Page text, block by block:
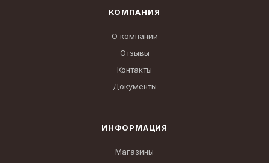
КОМПАНИЯ
О компании
Отзывы
Контакты
Документы
ИНФОРМАЦИЯ
Магазины